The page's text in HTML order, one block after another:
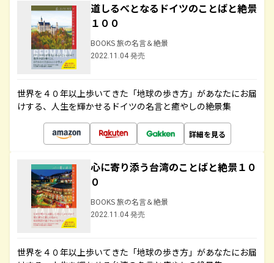
道しるべとなるドイツのことばと絶景
１００
BOOKS 旅の名言＆絶景
2022.11.04 発売
世界を４０年以上歩いてきた「地球の歩き方」があなたにお届
けする、人生を輝かせるドイツの名言と癒やしの絶景集
詳細を見る
心に寄り添う台湾のことばと絶景１０
０
BOOKS 旅の名言＆絶景
2022.11.04 発売
世界を４０年以上歩いてきた「地球の歩き方」があなたにお届